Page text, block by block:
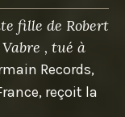
fille de Robert
, tué à
Records,
reçoit la